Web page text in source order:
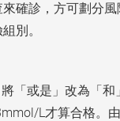
確診，方可劃分
別。
「或是」改為「
L才算合格